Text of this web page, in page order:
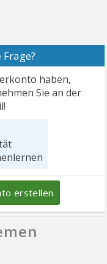
haben,
Sie an der
erstellen